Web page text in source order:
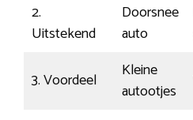
2.
Uitstekend
Doorsnee
auto
3. Voordeel
Kleine
autootjes